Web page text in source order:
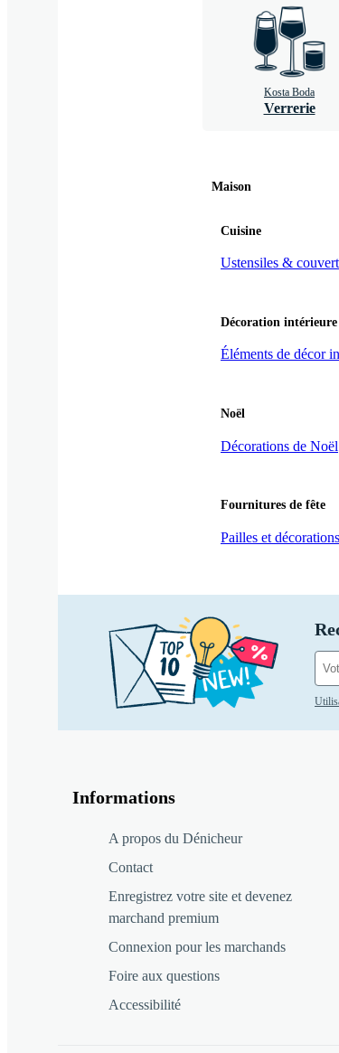
Kosta Boda
Verrerie
Maison
Cuisine
Ustensiles &
Décoration intérieure
Éléments de décor
Noël
Décorations de Noël
Fournitures de fête
Pailles et
Informations
A propos du Dénicheur
Contact
Enregistrez votre site et devenez
marchand premium
Connexion pour les marchands
Foire aux questions
Accessibilité